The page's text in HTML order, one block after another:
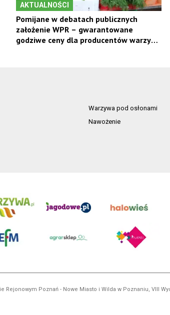
AKTUALNOŚCI
Pomijane w debatach publicznych
założenie WPR – gwarantowane
godziwe ceny dla producentów warzyw i
Warzywa pod osłonami
Nawożenie
Poznań - Nowe Miasto i Wilda w Poznaniu, VIII